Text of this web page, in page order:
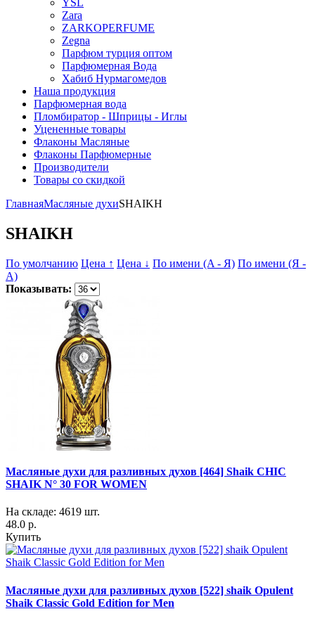
YSL
Zara
ZARKOPERFUME
Zegna
Парфюм турция оптом
Парфюмерная Вода
Хабиб Нурмагомедов
Наша продукция
Парфюмерная вода
Пломбиратор - Шприцы - Иглы
Уцененные товары
Флаконы Масляные
Флаконы Парфюмерные
Производители
Товары со скидкой
ГлавнаяМасляные духиSHAIKH
SHAIKH
По умолчанию Цена ↑ Цена ↓ По имени (A - Я) По имени (Я -
A)
Показывать:
Масляные духи для разливных духов [464] Shaik CHIC
SHAIK N° 30 FOR WOMEN
На складе: 4619 шт.
48.0 р.
Купить
Масляные духи для разливных духов [522] shaik Opulent
Shaik Classic Gold Edition for Men